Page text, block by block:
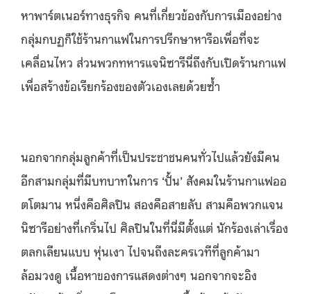
หาพาร์ตเนอร์ทางธุรกิจ คนที่เกี่ยวข้องกับการเมืองอย่าง
กลุ่มกบฏก็ใช้ร้านกาแฟในการปรึกษาหารือเพื่อที่จะ
เคลื่อนไหว ส่วนพวกทหารแจนิซารีนี่ถึงกับเปิดร้านกาแฟ
เพื่อสร้างข้อเรียกร้องของตัวเองเลยด้วยซ้ำ
นอกจากกลุ่มลูกค้าที่เป็นประชาชนคนทั่วไปแล้วยังมีคน
อีกสามกลุ่มที่มีบทบาทในการ ‘ปั้น’ สังคมในร้านกาแฟออ
ตโตมาน หนึ่งคือศิลปิน สองคือสายลับ สามคือพวกแจน
นิซารีอย่างที่เกริ่นไป ศิลปินในที่นี่มีตั้งแต่ นักร้องเล่าเรื่อง
ตลกเลียนแบบ หุ่นเงา ไปจนถึงละครเวทีที่ลูกค้ามา
ล้อมวงดู เนื้อหาของการแสดงต่างๆ นอกจากจะอิง